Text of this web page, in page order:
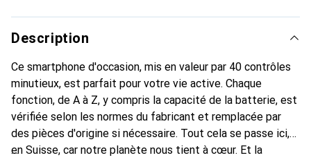
Description
Ce smartphone d'occasion, mis en valeur par 40 contrôles
minutieux, est parfait pour votre vie active. Chaque
fonction, de A à Z, y compris la capacité de la batterie, est
vérifiée selon les normes du fabricant et remplacée par
des pièces d'origine si nécessaire. Tout cela se passe ici,
en Suisse, car notre planète nous tient à cœur. Et la